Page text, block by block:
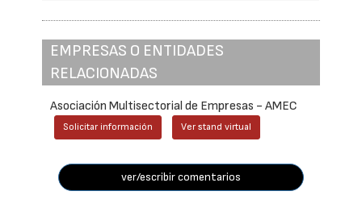
EMPRESAS O ENTIDADES
RELACIONADAS
Asociación Multisectorial de Empresas - AMEC
Solicitar información Ver stand virtual
ver/escribir comentarios